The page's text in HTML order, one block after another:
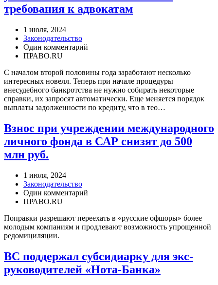
требования к адвокатам
1 июля, 2024
Законодательство
Один комментарий
ПРАВО.RU
С началом второй половины года заработают несколько
интересных новелл. Теперь при начале процедуры
внесудебного банкротства не нужно собирать некоторые
справки, их запросят автоматически. Еще меняется порядок
выплаты задолженности по кредиту, что в тео…
Взнос при учреждении международного
личного фонда в САР снизят до 500
млн руб.
1 июля, 2024
Законодательство
Один комментарий
ПРАВО.RU
Поправки разрешают переехать в «русские офшоры» более
молодым компаниям и продлевают возможность упрощенной
редомициляции.
ВС поддержал субсидиарку для экс-
руководителей «Нота-Банка»